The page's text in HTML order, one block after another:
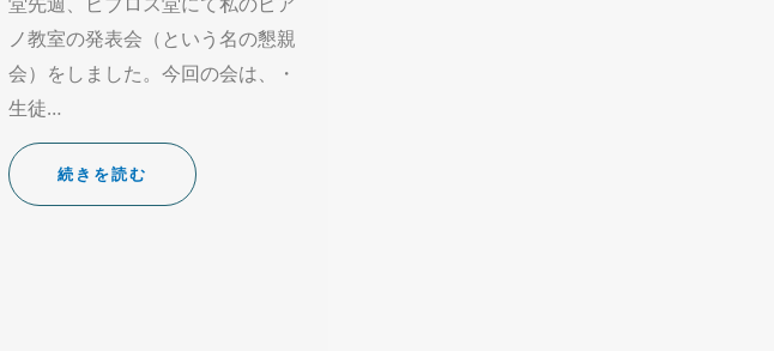
ノ教室の発表会（という名の懇親
会）をしました。今回の会は、・
生徒…
続きを読む